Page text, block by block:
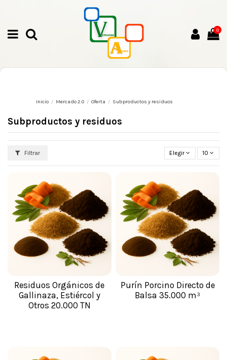
0
Inicio Mercado 2.0 Oferta Subproductos y residuos
Subproductos y residuos
Filtrar Elegir 10
Residuos Orgánicos de
Gallinaza, Estiércol y
Otros 20.000 TN
Purín Porcino Directo de
Balsa 35.000 m³